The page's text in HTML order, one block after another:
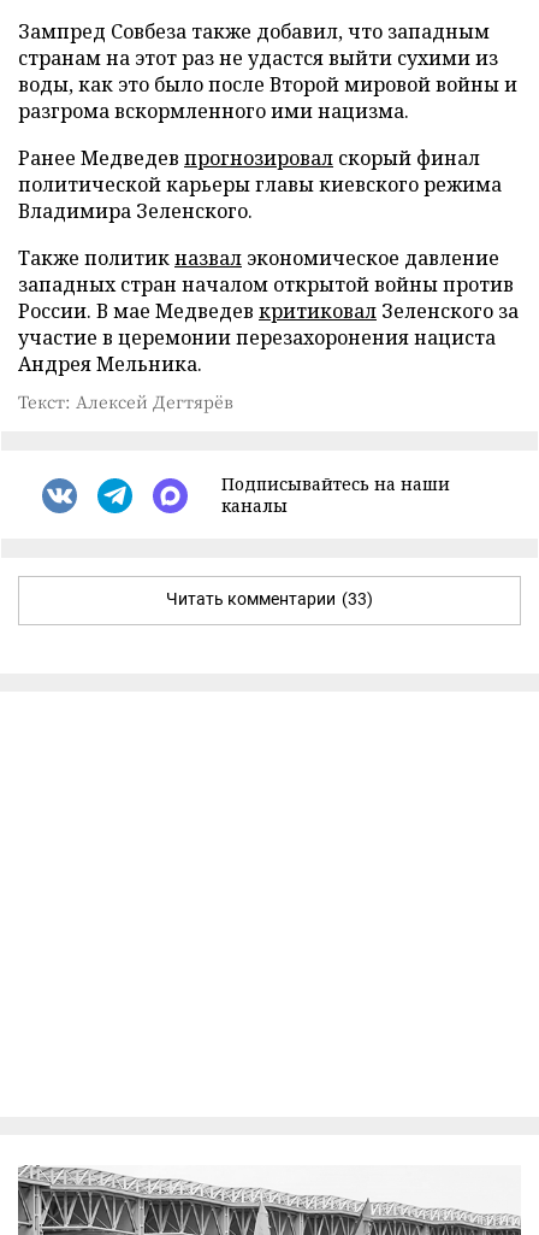
Зампред Совбеза также добавил, что западным
странам на этот раз не удастся выйти сухими из
воды, как это было после Второй мировой войны и
разгрома вскормленного ими нацизма.
Ранее Медведев прогнозировал скорый финал
политической карьеры главы киевского режима
Владимира Зеленского.
Также политикназвал экономическое давление
западных стран началом открытой войны против
России. В мае Медведев критиковал Зеленского за
участие в церемонии перезахоронения нациста
Андрея Мельника.
Текст: Алексей Дегтярёв
Подписывайтесь на наши
каналы
Читать комментарии (33)